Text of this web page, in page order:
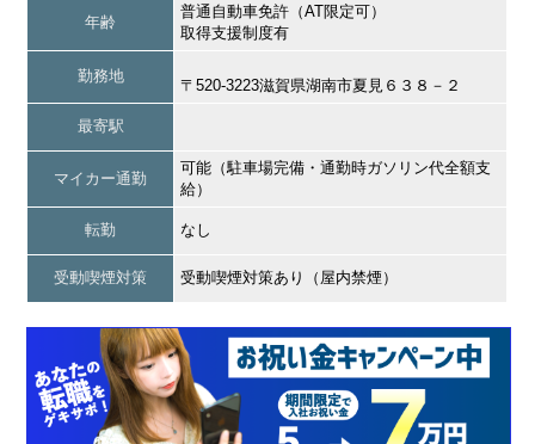
年齢
普通自動車免許（AT限定可）
取得支援制度有
勤務地
〒520-3223滋賀県湖南市夏見６３８－２
最寄駅
マイカー通勤
可能（駐車場完備・通勤時ガソリン代全額支
給）
転勤 なし
受動喫煙対策 受動喫煙対策あり（屋内禁煙）